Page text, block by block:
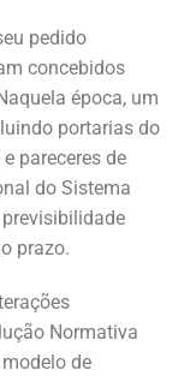
pedido
concebidos
época, um
portarias do
e pareceres de
do Sistema
prazo.
Normativa
de